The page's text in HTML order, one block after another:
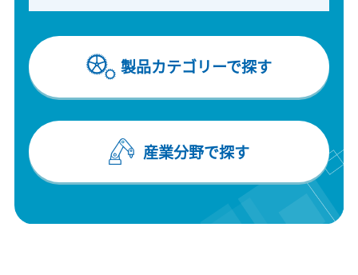
製品カテゴリーで探す
産業分野で探す